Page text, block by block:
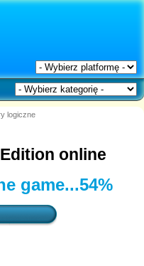
logiczne
online
game...54%